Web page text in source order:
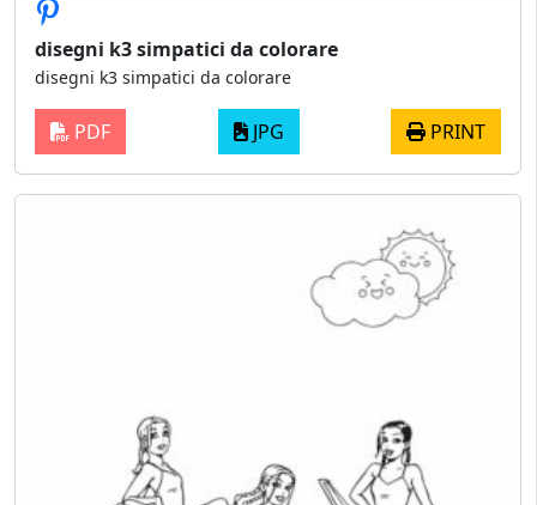
disegni k3 simpatici da colorare
disegni k3 simpatici da colorare
PDF JPG PRINT